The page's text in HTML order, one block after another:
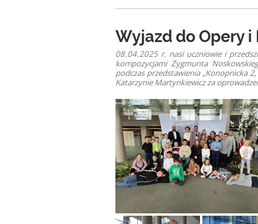
Wyjazd do Opery
08.04.2025 r. nasi uczniowie i
kompozycjami Zygmunta
podczas przedstawienia „Konopnicka
Katarzynie Martynkiewicz za